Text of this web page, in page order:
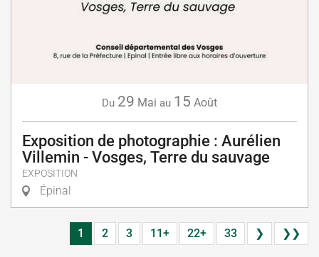
Du 29 Mai au 15 Août
Exposition de photographie : Aurélien
Villemin - Vosges, Terre du sauvage
EXPOSITION
Épinal
1 2 3 11+ 22+ 33 ❯ ❯❯